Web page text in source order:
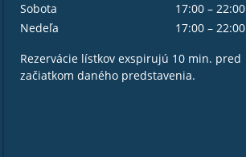
Sobota
17:00 – 22:00
Nedeľa
17:00 – 22:00
Rezervácie lístkov exspirujú 10 min. pred
začiatkom daného predstavenia.